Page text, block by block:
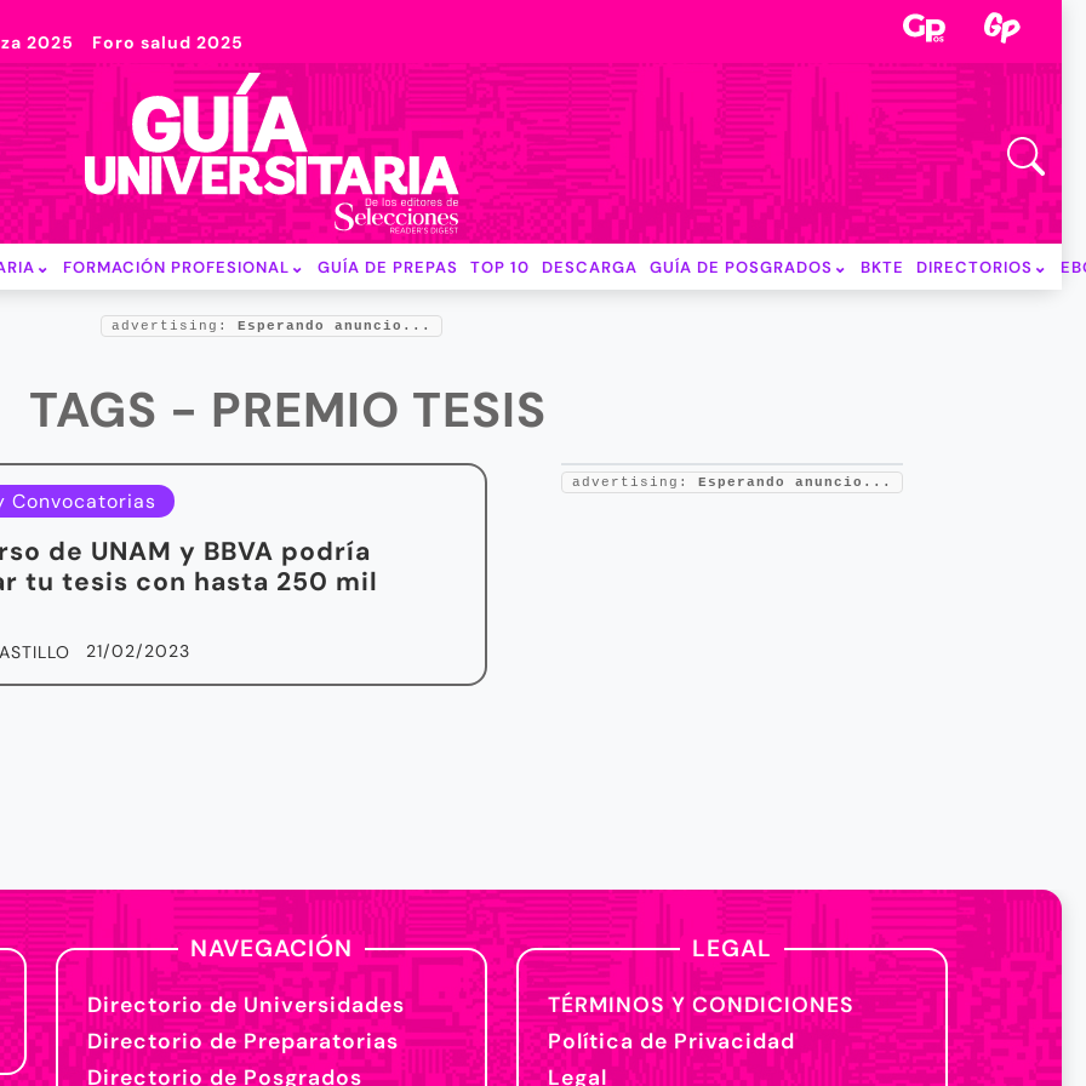
2025 Foro salud 2025
FORMACIÓN PROFESIONAL GUÍA DE PREPAS TOP 10 DESCARGA GUÍA DE POSGRADOS BKTE DIRECTORIOS
advertising: Esperando anuncio...
TAGS - PREMIO TESIS
Convocatorias
de UNAM y BBVA podría
tu tesis con hasta 250 mil
21/02/2023
advertising: Esperando anuncio...
NAVEGACIÓN
Directorio de Universidades
Directorio de Preparatorias
Directorio de Posgrados
LEGAL
TÉRMINOS Y CONDICIONES
Política de Privacidad
Legal